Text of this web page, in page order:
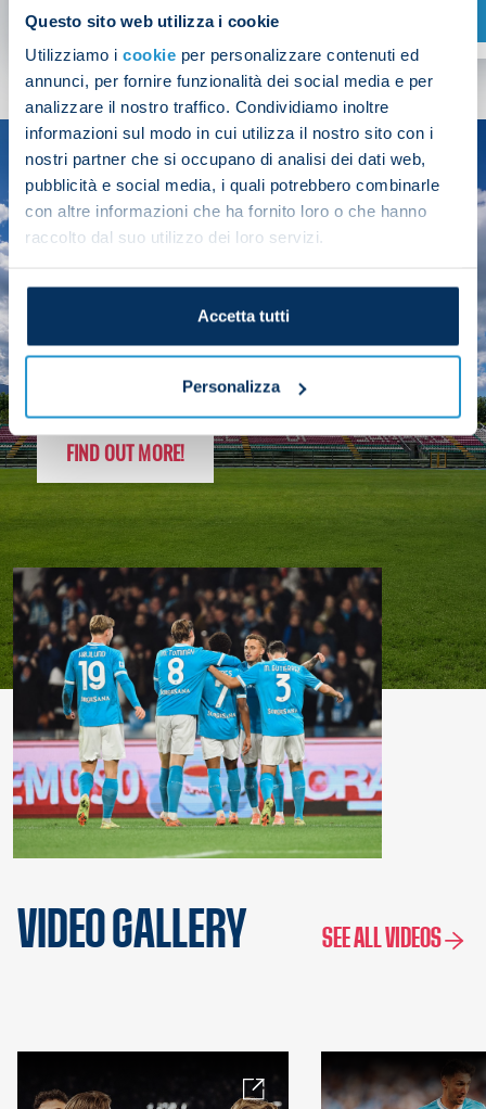
Questo sito web utilizza i cookie
Utilizziamo i cookie per personalizzare contenuti ed
annunci, per fornire funzionalità dei social media e per
analizzare il nostro traffico. Condividiamo inoltre
informazioni sul modo in cui utilizza il nostro sito con i
nostri partner che si occupano di analisi dei dati web,
pubblicità e social media, i quali potrebbero combinarle
con altre informazioni che ha fornito loro o che hanno
raccolto dal suo utilizzo dei loro servizi.
Accetta tutti
Personalizza
SHOP NOW
SEASON
2025/26
FOLLOW THE CHAMPS' JOURNEY
FIND OUT MORE!
VIDEO GALLERY SEE ALL VIDEOS